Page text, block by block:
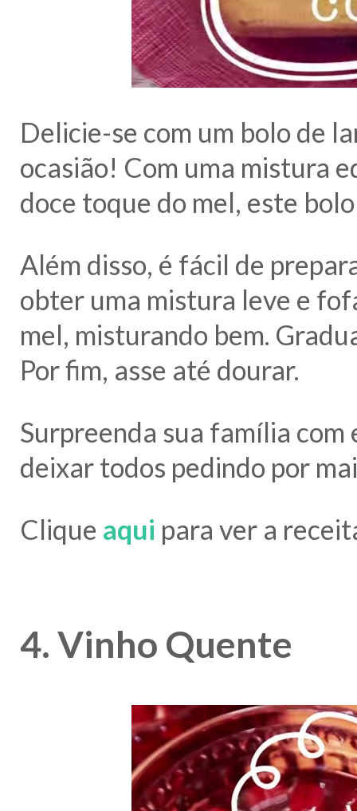
Delicie-se com um bolo de
ocasião! Com uma mistura
doce toque do mel, este
Além disso, é fácil de
obter uma mistura leve e
mel, misturando bem.
Por fim, asse até dourar.
Surpreenda sua família com
deixar todos pedindo por
Clique aqui para ver a
4. Vinho Quente